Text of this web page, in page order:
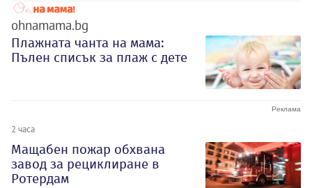
ohnamama.bg
Плажната чанта на мама:
Пълен списък за плаж с дете
2 часа
Мащабен пожар обхвана
завод за рециклиране в
Ротердам